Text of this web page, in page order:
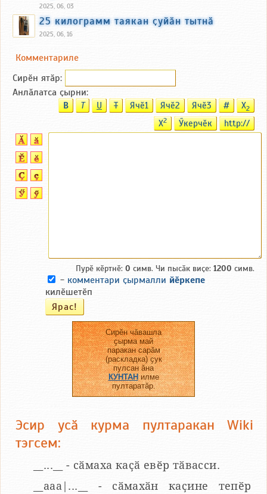
2025, 06, 03
25 килограмм таякан ҫуйӑн тытнӑ
2025, 06, 16
Комментариле
Сирӗн ятӑp:
Анлӑлатса ҫырни:
B T U T Ячӗ1 Ячӗ2 Ячӗ3 # X2
X2 Ӳкерчӗк http://
Пурӗ кӗртнӗ: 0 симв. Чи пысӑк виҫе: 1200 симв.
- комментари ҫырмалли йӗркепе
килӗшетӗп
Сирӗн чӑвашла
ҫырма май
паракан сарӑм
(раскладка) ҫук
пулсан ӑна
КУНТАНилме
пултаратӑр.
Эсир усӑ курма пултаракан Wiki
тэгсем:
__...__ - сӑмаха каҫӑ евӗр тӑвасси.
__aaa|...__ - сӑмахӑн каҫине тепӗр